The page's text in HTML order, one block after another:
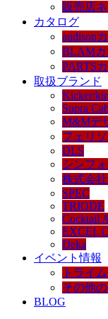
販売店
カタログ
audison
BLAM
PARTS
取扱ブランド
Kicker/
Supra
M&Mデ
フェリ
DLS
シンフ
株式会
SPEC
TRIODE
Cocktail
EXCEL
Deka
イベント情報
トライ
その他
BLOG